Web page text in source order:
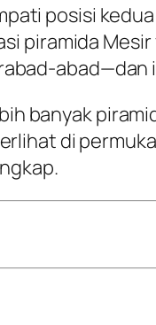
posisi
piramida
banyak
di